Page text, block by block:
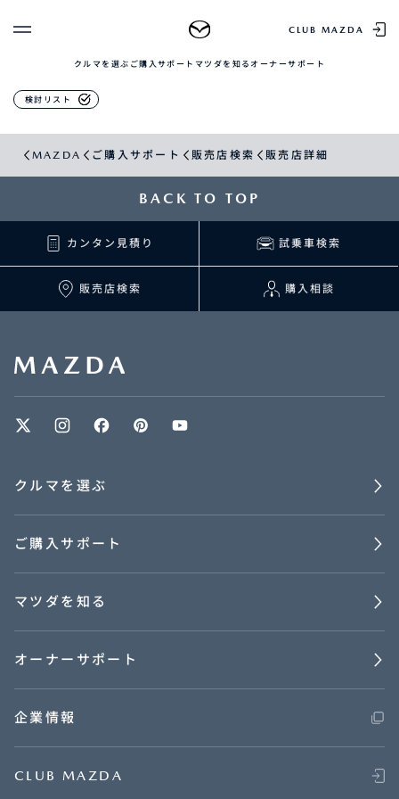
CLUB MAZDA
クルマを選ぶ ご購入サポート マツダを知る オーナーサポート
検討リスト
クルマ購入ガイド
カンタン見積り
販売店検索
試乗車検索
お問合せ/FAQ
ニュースルーム
新規会員登録
QRコード
登録情報の変更
お知らせ配信の登録・解除
ログアウト
販売店検索
MAZDA ご購入サポート 販売店検索 販売店詳細
BACK TO TOP
カンタン見積り 試乗車検索
販売店検索 購入相談
クルマを選ぶ
ご購入サポート
マツダを知る
オーナーサポート
企業情報
CLUB MAZDA